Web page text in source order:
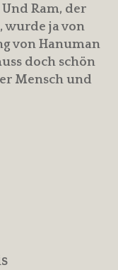
Ram, der
wurde ja von
von Hanuman
doch schön
Mensch und